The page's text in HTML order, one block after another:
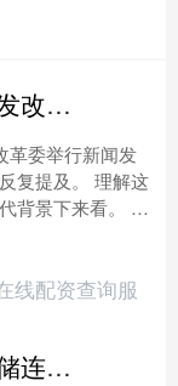
财神到配资 从发改委连续三场发布会看中国人工智能发展
革委举行新闻发
复提及。 理解这
背景下来看。 当
进入前所未有的
线配资查询服
寻钱网配资 外储连续四个月超3.3万亿美元 央行购金节奏整体放缓